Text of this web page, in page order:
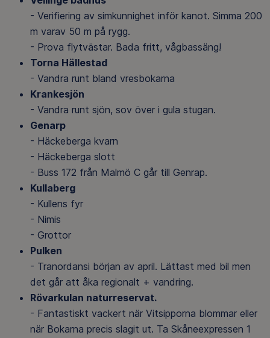
- Verifiering av simkunnighet inför kanot. Simma 200
m varav 50 m på rygg.
- Prova flytvästar. Bada fritt, vågbassäng!
Torna Hällestad
- Vandra runt bland vresbokarna
Krankesjön
- Vandra runt sjön, sov över i gula stugan.
Genarp
- Häckeberga kvarn
- Häckeberga slott
- Buss 172 från Malmö C går till Genrap.
Kullaberg
- Kullens fyr
- Nimis
- Grottor
Pulken
- Tranordansi början av april. Lättast med bil men
det går att åka regionalt + vandring.
Rövarkulan naturreservat.
- Fantastiskt vackert när Vitsipporna blommar eller
när Bokarna precis slagit ut. Ta Skåneexpressen 1